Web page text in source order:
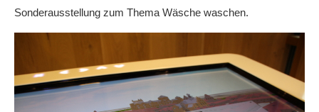
Sonderausstellung zum Thema Wäsche waschen.